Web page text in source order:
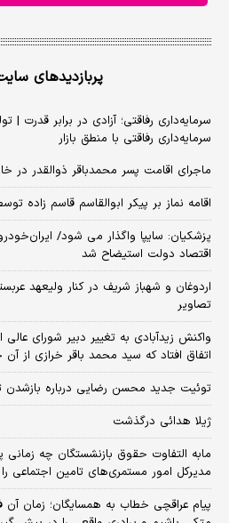
پربازدیدهای
سرمایه‌داری رفاقتی؛ آزادی در برابر قدرت |
سرمایه‌داری رفاقتی با منطق بازار
ماجرای اقامت پسر محمدباقر ذوالقدر در
اقامه نماز بر پیکر ابوالقاسم قاسم زاده
پزشکیان: سایپا واگذار می شود/ ایران‌خودرو
اقتصاد دولت استیضاح شد
اردوغان و شهباز شریف در کنار ولیعهد
تصاویر
واکنش زیدآبادی به تغییر دبیر شورای
اتفاق افتاد که سید محمد باقر خرازی از آن
توئیت جدید محسن رضایی درباره بازشدن
ژیلا هدائی درگذشت
مابه التفاوت حقوق بازنشستگان چه
مدیرکل امور مستمری‌های تامین اجتماعی
پیام عراقچی خطاب به همسایگان؛ زمان